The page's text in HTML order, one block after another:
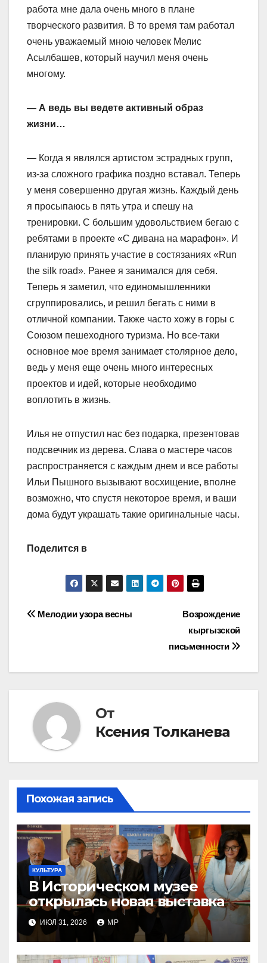
работа мне дала очень много в плане
творческого развития. В то время там работал
очень уважаемый мною человек Мелис
Асылбашев, который научил меня очень
многому.
— А ведь вы ведете активный образ
жизни…
— Когда я являлся артистом эстрадных групп,
из-за сложного графика поздно вставал. Теперь
у меня совершенно другая жизнь. Каждый день
я просыпаюсь в пять утра и спешу на
тренировки. С большим удовольствием бегаю с
ребятами в проекте «С дивана на марафон». И
планирую принять участие в состязаниях «Run
the silk road». Ранее я занимался для себя.
Теперь я заметил, что единомышленники
сгруппировались, и решил бегать с ними в
отличной компании. Также часто хожу в горы с
Союзом пешеходного туризма. Но все-таки
основное мое время занимает столярное дело,
ведь у меня еще очень много интересных
проектов и идей, которые необходимо
воплотить в жизнь.
Илья не отпустил нас без подарка, презентовав
подсвечник из дерева. Слава о мастере часов
распространяется с каждым днем и все работы
Ильи Пышного вызывают восхищение, вполне
возможно, что спустя некоторое время, и ваши
дома будут украшать такие оригинальные часы.
Поделится в
Навигация
записям
Возрождение
кыргызской
письменности
Мелодии узора весны
От
Ксения Толканева
Похожая запись
КУЛЬТУРА
В Историческом музее
открылась новая выставка
ИЮЛ 31, 2026 MP